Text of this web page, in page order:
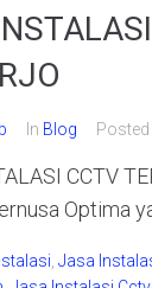
In Blog Posted
CCTV
Optima
Jasa